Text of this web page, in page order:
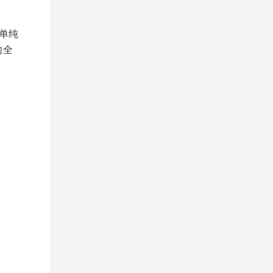
纯
全